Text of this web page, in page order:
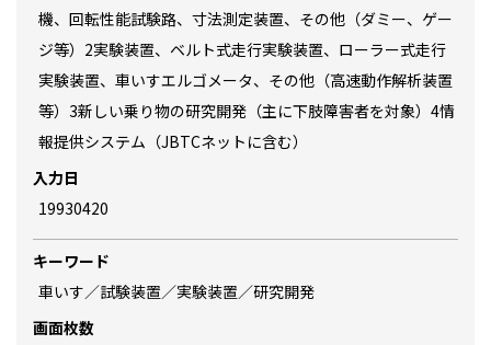
機、回転性能試験路、寸法測定装置、その他（ダミー、ゲー
ジ等）2実験装置、ベルト式走行実験装置、ローラー式走行
実験装置、車いすエルゴメータ、その他（高速動作解析装置
等）3新しい乗り物の研究開発（主に下肢障害者を対象）4情
報提供システム（JBTCネットに含む）
入力日
19930420
キーワード
車いす／試験装置／実験装置／研究開発
画面枚数